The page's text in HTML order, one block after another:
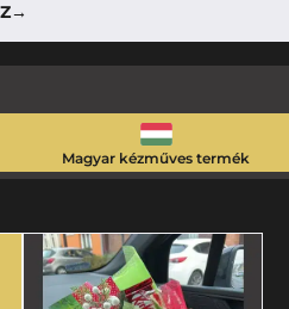
Magyar kézműves termék